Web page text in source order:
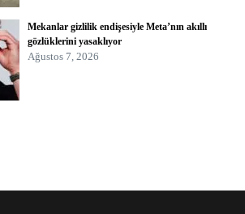
Mekanlar gizlilik endişesiyle Meta’nın akıllı
gözlüklerini yasaklıyor
Ağustos 7, 2026